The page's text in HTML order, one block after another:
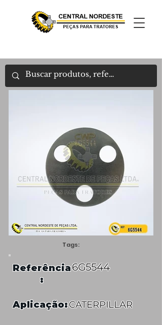
Tags:
Referência
:
6G5544
Aplicação:CATERPILLAR